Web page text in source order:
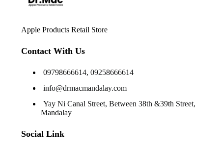
Apple Products Retail Store
Contact With Us
09798666614, 09258666614
info@drmacmandalay.com
Yay Ni Canal Street, Between 38th &39th Street,
Mandalay
Social Link